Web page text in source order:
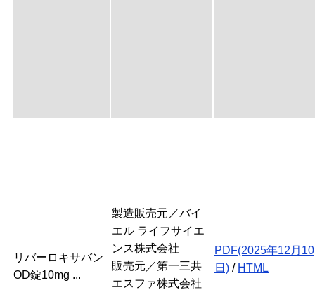
リバーロキサバン
OD錠10mg ...
製造販売元／バイ
エル ライフサイエ
ンス株式会社
販売元／第一三共
エスファ株式会社
PDF(2025年12月10
日) / HTML